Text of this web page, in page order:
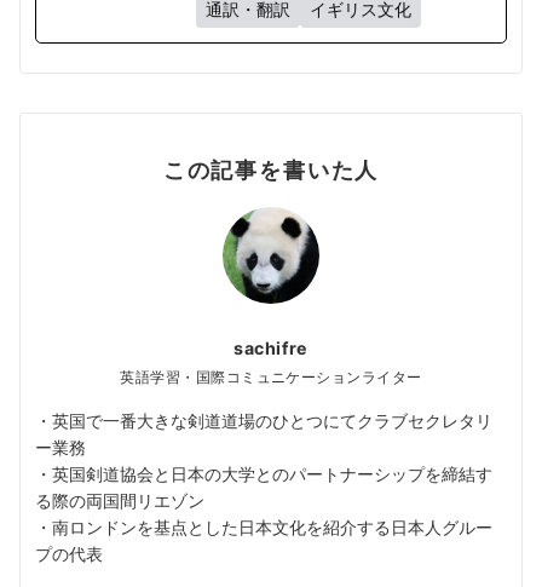
通訳・翻訳 イギリス文化
この記事を書いた人
sachifre
英語学習・国際コミュニケーションライター
・英国で一番大きな剣道道場のひとつにてクラブセクレタリ
ー業務
・英国剣道協会と日本の大学とのパートナーシップを締結す
る際の両国間リエゾン
・南ロンドンを基点とした日本文化を紹介する日本人グルー
プの代表